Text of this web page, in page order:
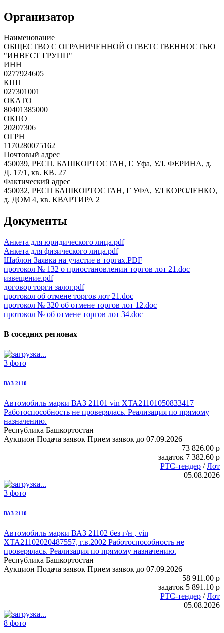
Организатор
Наименование
ОБЩЕСТВО С ОГРАНИЧЕННОЙ ОТВЕТСТВЕННОСТЬЮ
"ИНВЕСТ ГРУПП"
ИНН
0277924605
КПП
027301001
ОКАТО
80401385000
ОКПО
20207306
ОГРН
1170280075162
Почтовый адрес
450039, РЕСП. БАШКОРТОСТАН, Г. Уфа, УЛ. ФЕРИНА, д.
Д. 17/1, кв. КВ. 27
Фактический адрес
450032, РЕСП БАШКОРТОСТАН, Г УФА, УЛ КОРОЛЕНКО,
д. ДОМ 4, кв. КВАРТИРА 2
Документы
Анкета для юридического лица.pdf
Анкета для физического лица.pdf
Шаблон Заявка на участие в торгах.PDF
протокол № 132 о приостановлении торгов лот 21.doc
извещение.pdf
договор торги залог.pdf
протокол об отмене торгов лот 21.doc
протокол № 320 об отмене торгов лот 12.doc
протокол № об отмене торгов лот 34.doc
В соседних регионах
3 фото
ВАЗ 2110
Автомобиль марки ВАЗ 21101 vin XTA21101050833417
Работоспособность не проверялась. Реализация по прямому
назначению.
Республика Башкортостан
Аукцион Подача заявок Прием заявок до 07.09.2026
73 826.00 p
задаток 7 382.60 p
РТС-тендер /Лот
05.08.2026
3 фото
ВАЗ 2110
Автомобиль марки ВАЗ 21102 без г/н , vin
XTA21102020487557, г.в.2002 Работоспособность не
проверялась. Реализация по прямому назначению.
Республика Башкортостан
Аукцион Подача заявок Прием заявок до 07.09.2026
58 911.00 p
задаток 5 891.10 p
РТС-тендер /Лот
05.08.2026
8 фото